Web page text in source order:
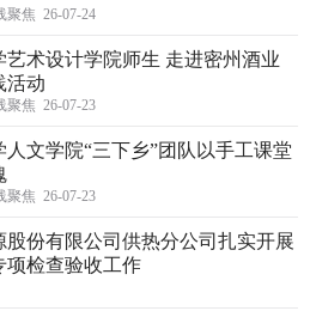
聚焦 26-07-24
艺术设计学院师生 走进密州酒业
活动
聚焦 26-07-23
文学院“三下乡”团队以手工课堂
聚焦 26-07-23
股份有限公司供热分公司扎实开展
项检查验收工作